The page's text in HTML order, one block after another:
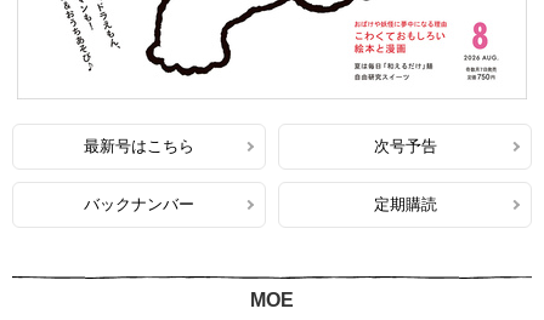
最新号はこちら 次号予告
バックナンバー 定期購読
MOE